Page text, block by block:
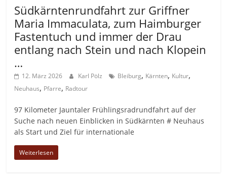
Südkärntenrundfahrt zur Griffner
Maria Immaculata, zum Haimburger
Fastentuch und immer der Drau
entlang nach Stein und nach Klopein
…
12. März 2026 Karl Pölz Bleiburg, Kärnten, Kultur,
Neuhaus, Pfarre, Radtour
97 Kilometer Jauntaler Frühlingsradrundfahrt auf der
Suche nach neuen Einblicken in Südkärnten # Neuhaus
als Start und Ziel für internationale
Weiterlesen